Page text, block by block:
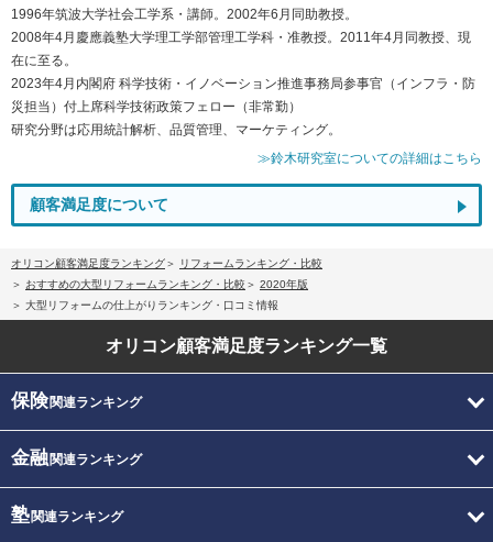
1996年筑波大学社会工学系・講師。2002年6月同助教授。
2008年4月慶應義塾大学理工学部管理工学科・准教授。2011年4月同教授、現
在に至る。
2023年4月内閣府 科学技術・イノベーション推進事務局参事官（インフラ・防
災担当）付上席科学技術政策フェロー（非常勤）
研究分野は応用統計解析、品質管理、マーケティング。
≫鈴木研究室についての詳細はこちら
顧客満足度について
オリコン顧客満足度ランキング
リフォームランキング・比較
おすすめの大型リフォームランキング・比較
2020年版
大型リフォームの仕上がりランキング・口コミ情報
オリコン顧客満足度ランキング一覧
保険関連ランキング
金融関連ランキング
塾関連ランキング